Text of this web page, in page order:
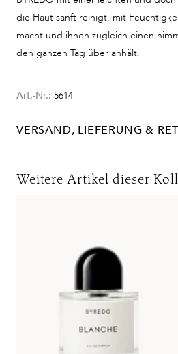
die Haut sanft reinigt, mit
macht und ihnen zugleich einen
den ganzen Tag über anhält.
Art.-Nr.: 5614
VERSAND, LIEFERUNG &
DHL
1-2 Werktage
Kostenlos ab 250€ Warenwert
Lieferungen in die Schweiz erfolgen
Sie bitte die abweichenden
Weitere Artikel dieser